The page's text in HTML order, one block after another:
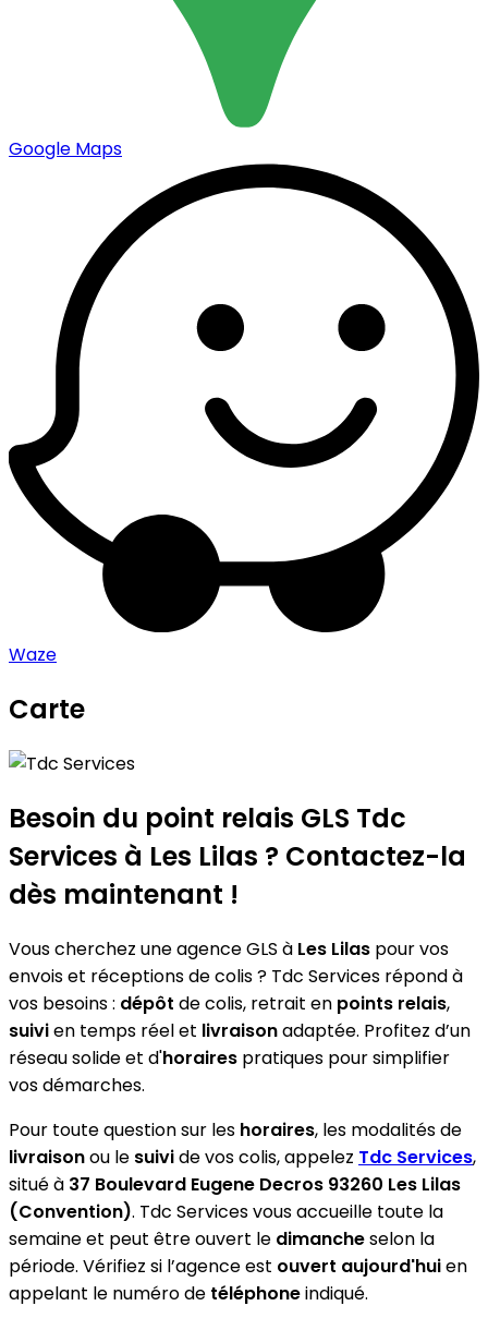
Google Maps
Waze
Carte
+
−
Besoin du point relais GLS Tdc
Services à Les Lilas ? Contactez-la
dès maintenant !
Vous cherchez une agence GLS à Les Lilas pour vos
envois et réceptions de colis ? Tdc Services répond à
vos besoins : dépôt de colis, retrait en points relais,
suivien temps réel et livraisonadaptée. Profitez d’un
réseau solide et d'horaires pratiques pour simplifier
vos démarches.
Pour toute question sur les horaires, les modalités de
livraisonou le suivide vos colis, appelez Tdc Services,
situé à 37 Boulevard Eugene Decros 93260 Les Lilas
(Convention). Tdc Services vous accueille toute la
semaine et peut être ouvert le dimancheselon la
période. Vérifiez si l’agence est ouvert aujourd'huien
appelant le numéro de téléphoneindiqué.